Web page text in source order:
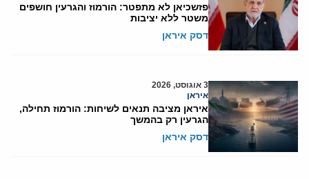
פזשכיאן לא מתפטר: הורמוז והגרעין חושפים
משטר ללא יציבות
דסק איראן
3 אוגוסט, 2026
איראן
איראן מציבה תנאים לשיחות: הורמוז תחילה,
הגרעין רק בהמשך
דסק איראן